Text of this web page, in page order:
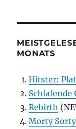
MONATS
Hitster:
Schlafende
Rebirth
Morty